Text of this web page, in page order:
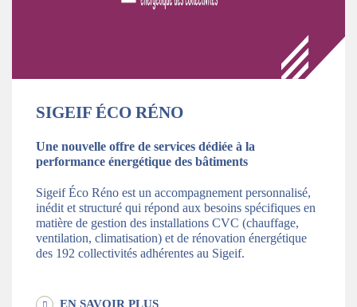
SIGEIF ÉCO RÉNO
Une nouvelle offre de services dédiée à la
performance énergétique des bâtiments
Sigeif Éco Réno est un accompagnement personnalisé,
inédit et structuré qui répond aux besoins spécifiques en
matière de gestion des installations CVC (chauffage,
ventilation, climatisation) et de rénovation énergétique
des 192 collectivités adhérentes au Sigeif.
EN SAVOIR PLUS